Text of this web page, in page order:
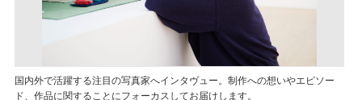
国内外で活躍する注目の写真家へインタヴュー。制作への想いやエピソー
ド、作品に関することにフォーカスしてお届けします。